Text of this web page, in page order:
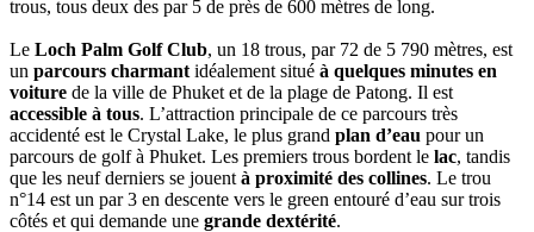
trous, tous deux des par 5 de près de 600 mètres de long.
Le Loch Palm Golf Club, un 18 trous, par 72 de 5 790 mètres, est
un parcours charmant idéalement situé à quelques minutes en
voiture de la ville de Phuket et de la plage de Patong. Il est
accessible à tous. L’attraction principale de ce parcours très
accidenté est le Crystal Lake, le plus grand plan d’eau pour un
parcours de golf à Phuket. Les premiers trous bordent le lac, tandis
que les neuf derniers se jouent à proximité des collines. Le trou
n°14 est un par 3 en descente vers le green entouré d’eau sur trois
côtés et qui demande une grande dextérité.